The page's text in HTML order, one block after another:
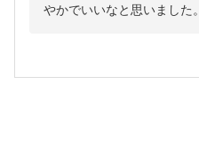
やかでいいなと思いました。